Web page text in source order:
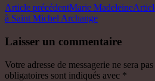
Article précédentMarie Madeleine
à Saint Michel Archange
Laisser un commentaire
Votre adresse de messagerie ne sera
obligatoires sont indiqués avec *